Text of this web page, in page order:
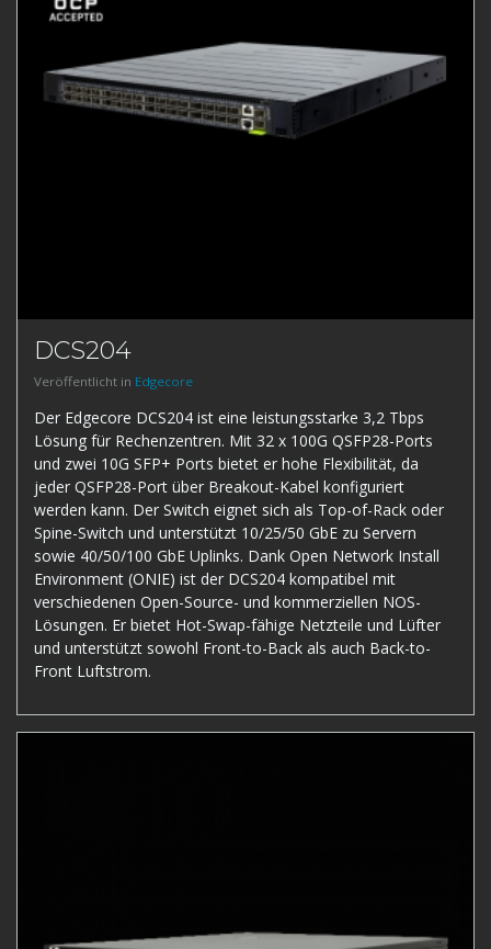
DCS204
Veröffentlicht in Edgecore
Der Edgecore DCS204 ist eine leistungsstarke 3,2 Tbps
Lösung für Rechenzentren. Mit 32 x 100G QSFP28-Ports
und zwei 10G SFP+ Ports bietet er hohe Flexibilität, da
jeder QSFP28-Port über Breakout-Kabel konfiguriert
werden kann. Der Switch eignet sich als Top-of-Rack oder
Spine-Switch und unterstützt 10/25/50 GbE zu Servern
sowie 40/50/100 GbE Uplinks. Dank Open Network Install
Environment (ONIE) ist der DCS204 kompatibel mit
verschiedenen Open-Source- und kommerziellen NOS-
Lösungen. Er bietet Hot-Swap-fähige Netzteile und Lüfter
und unterstützt sowohl Front-to-Back als auch Back-to-
Front Luftstrom.